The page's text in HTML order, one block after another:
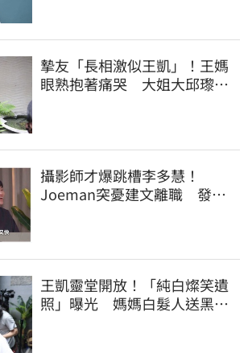
摯友「長相激似王凱」！王媽
眼熟抱著痛哭 大姐大邱瓈寬
攝影師才爆跳槽李多慧！
Joeman突憂建文離職 發聲
王凱靈堂開放！「純白燦笑遺
照」曝光 媽媽白髮人送黑髮